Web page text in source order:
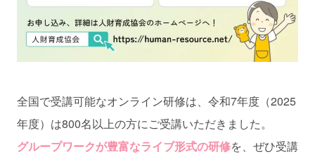
全国で受講可能なオンライン研修は、令和7年度（2025
年度）は800名以上の方にご受講いただきました。
グループワークが豊富なライブ形式の研修を、ぜひ受講